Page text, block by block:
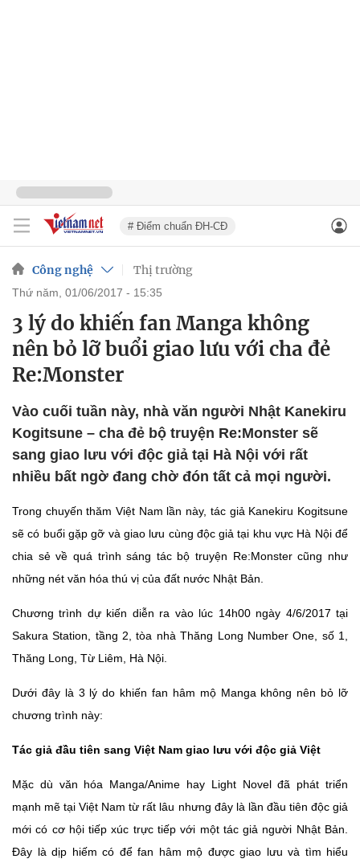
# Điểm chuẩn ĐH-CĐ
Công nghệ Thị trường
thứ năm, 01/06/2017 - 15:35
3 lý do khiến fan Manga không
nên bỏ lỡ buổi giao lưu với cha đẻ
Re:Monster
Vào cuối tuần này, nhà văn người Nhật Kanekiru
Kogitsune – cha đẻ bộ truyện Re:Monster sẽ
sang giao lưu với độc giả tại Hà Nội với rất
nhiều bất ngờ đang chờ đón tất cả mọi người.
Trong chuyến thăm Việt Nam lần này, tác giả Kanekiru Kogitsune
sẽ có buổi gặp gỡ và giao lưu cùng độc giả tại khu vực Hà Nội để
chia sẻ về quá trình sáng tác bộ truyện Re:Monster cũng như
những nét văn hóa thú vị của đất nước Nhật Bản.
Chương trình dự kiến diễn ra vào lúc 14h00 ngày 4/6/2017 tại
Sakura Station, tầng 2, tòa nhà Thăng Long Number One, số 1,
Thăng Long, Từ Liêm, Hà Nội.
Dưới đây là 3 lý do khiến fan hâm mộ Manga không nên bỏ lỡ
chương trình này:
Tác giả đầu tiên sang Việt Nam giao lưu với độc giả Việt
Mặc dù văn hóa Manga/Anime hay Light Novel đã phát triển
mạnh mẽ tại Việt Nam từ rất lâu nhưng đây là lần đầu tiên độc giả
mới có cơ hội tiếp xúc trực tiếp với một tác giả người Nhật Bản.
Đây là dịp hiếm có để fan hâm mộ được giao lưu và tìm hiểu